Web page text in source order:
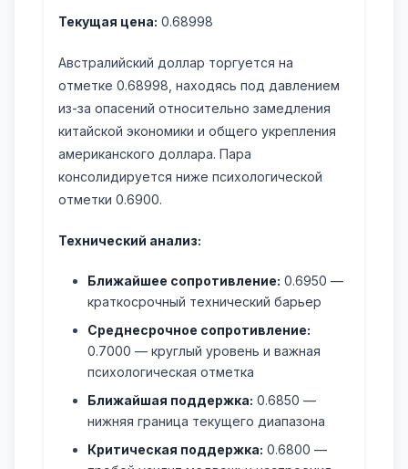
Текущая цена: 0.68998
Австралийский доллар торгуется на
отметке 0.68998, находясь под давлением
из-за опасений относительно замедления
китайской экономики и общего укрепления
американского доллара. Пара
консолидируется ниже психологической
отметки 0.6900.
Технический анализ:
Ближайшее сопротивление: 0.6950 —
краткосрочный технический барьер
Среднесрочное сопротивление:
0.7000 — круглый уровень и важная
психологическая отметка
Ближайшая поддержка: 0.6850 —
нижняя граница текущего диапазона
Критическая поддержка: 0.6800 —